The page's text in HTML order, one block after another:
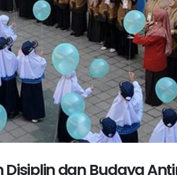
Disiplin dan Budaya